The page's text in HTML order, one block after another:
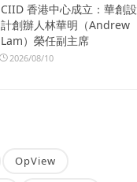
CIID 香港中心成立：華創設
計創辦人林華明（Andrew
Lam）榮任副主席
2026/08/10
OpView